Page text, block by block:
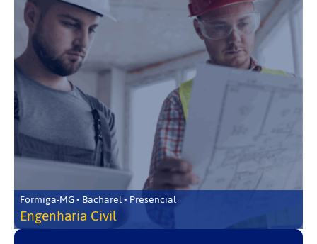
Formiga-MG • Bacharel • Presencial
Engenharia Civil